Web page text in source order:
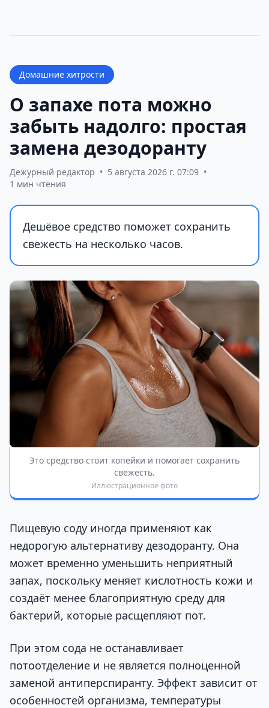
Домашние хитрости
О запахе пота можно
забыть надолго: простая
замена дезодоранту
Дежурный редактор • 5 августа 2026 г. 07:09 •
1 мин чтения
Дешёвое средство поможет сохранить
свежесть на несколько часов.
Это средство стоит копейки и помогает сохранить
свежесть.
Иллюстрационное фото
Пищевую соду иногда применяют как
недорогую альтернативу дезодоранту. Она
может временно уменьшить неприятный
запах, поскольку меняет кислотность кожи и
создаёт менее благоприятную среду для
бактерий, которые расщепляют пот.
При этом сода не останавливает
потоотделение и не является полноценной
заменой антиперспиранту. Эффект зависит от
особенностей организма, температуры